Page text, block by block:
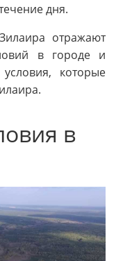
дня.
отражают
в городе и
которые
в